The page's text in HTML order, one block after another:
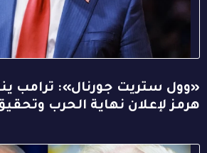
«وول ستريت جورنال»: ترامب
هرمز لإعلان نهاية الحرب